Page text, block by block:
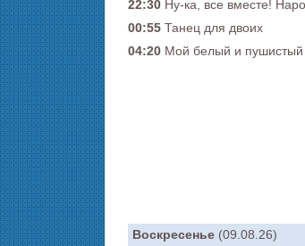
22:30 Ну-ка, все вместе!
00:55 Танец для двоих
04:20 Мой белый и пушистый
Воскресенье (09.08.26)